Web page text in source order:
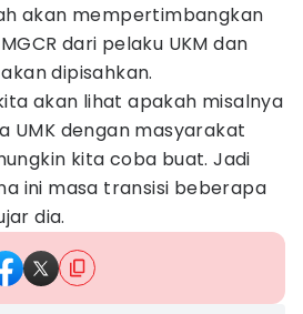
akan mempertimbangkan
dari pelaku UKM dan
dipisahkan.
akan lihat apakah misalnya
UMK dengan masyarakat
kita coba buat. Jadi
ini masa transisi beberapa
dia.